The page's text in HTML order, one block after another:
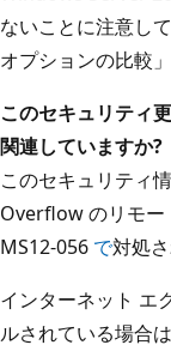
ないことに注意し
オプションの比較
このセキュリティ
関連していますか?
このセキュリティ
Overflow のリモー
MS12-056 で対処さ
インターネット エ
ルされている場合